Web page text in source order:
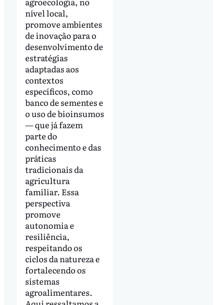
nível local,
promove ambientes
de inovação para o
desenvolvimento de
estratégias
adaptadas aos
contextos
específicos, como
banco de sementes e
o uso de bioinsumos
— que já fazem
parte do
conhecimento e das
práticas
tradicionais da
agricultura
familiar. Essa
perspectiva
promove
autonomia e
resiliência,
respeitando os
ciclos da natureza e
fortalecendo os
sistemas
agroalimentares.